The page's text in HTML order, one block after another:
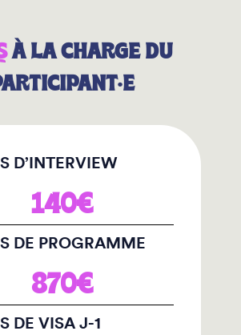
À LA CHARGE DU
D’INTERVIEW
140€
DE PROGRAMME
870€
DE VISA J-1